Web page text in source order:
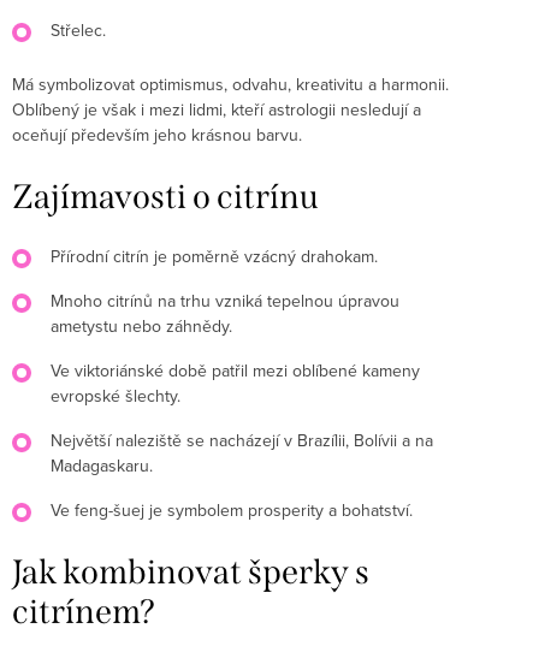
Střelec.
Má symbolizovat optimismus, odvahu, kreativitu a harmonii.
Oblíbený je však i mezi lidmi, kteří astrologii nesledují a
oceňují především jeho krásnou barvu.
Zajímavosti o citrínu
Přírodní citrín je poměrně vzácný drahokam.
Mnoho citrínů na trhu vzniká tepelnou úpravou
ametystu nebo záhnědy.
Ve viktoriánské době patřil mezi oblíbené kameny
evropské šlechty.
Největší naleziště se nacházejí v Brazílii, Bolívii a na
Madagaskaru.
Ve feng-šuej je symbolem prosperity a bohatství.
Jak kombinovat šperky s
citrínem?